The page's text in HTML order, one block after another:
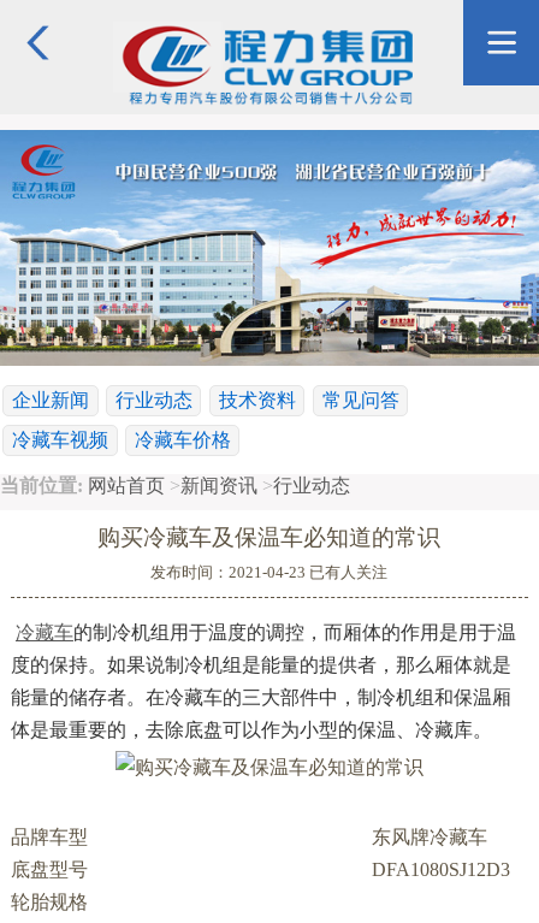
企业新闻 行业动态 技术资料
常见问答
冷藏车视频
冷藏车价格
当前位置: 网站首页 >新闻资讯 >行业动态
购买冷藏车及保温车必知道的常识
发布时间：2021-04-23 已有人关注
冷藏车的制冷机组用于温度的调控，而厢体的作用是用于温
度的保持。如果说制冷机组是能量的提供者，那么厢体就是
能量的储存者。在冷藏车的三大部件中，制冷机组和保温厢
体是最重要的，去除底盘可以作为小型的保温、冷藏库。
品牌车型
东风牌冷藏车
底盘型号
DFA1080SJ12D3
轮胎规格